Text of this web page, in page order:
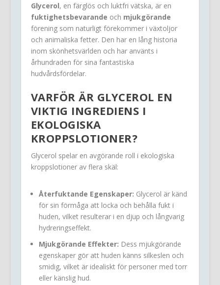
Glycerol, en färglös och luktfri vätska, är en
fuktighetsbevarande och mjukgörande
förening som naturligt förekommer i växtoljor
och animaliska fetter. Den har en lång historia
inom skönhetsvärlden och har använts i
århundraden för sina fantastiska
hudvårdsfördelar.
VARFÖR ÄR GLYCEROL EN
VIKTIG INGREDIENS I
EKOLOGISKA
KROPPSLOTIONER?
Glycerol spelar en avgörande roll i ekologiska
kroppslotioner av flera skäl:
Återfuktande Egenskaper: Glycerol är känd
för sin förmåga att locka och behålla fukt i
huden, vilket resulterar i en djup och långvarig
hydreringseffekt.
Mjukgörande Effekter: Dess mjukgörande
egenskaper gör att huden känns silkeslen och
smidig, vilket är idealiskt för personer med torr
eller känslig hud.